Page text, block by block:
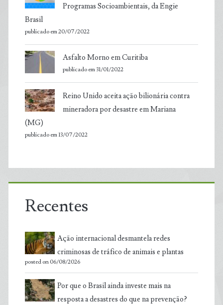
Programas Socioambientais, da Engie
Brasil
publicado em 20/07/2022
Asfalto Morno em Curitiba
publicado em 31/01/2022
Reino Unido aceita ação bilionária contra
mineradora por desastre em Mariana
(MG)
publicado em 13/07/2022
Recentes
Ação internacional desmantela redes
criminosas de tráfico de animais e plantas
posted on 06/08/2026
Por que o Brasil ainda investe mais na
resposta a desastres do que na prevenção?